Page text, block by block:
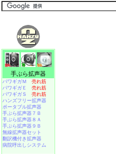
手ぶら拡声器
パワギガＭ 売れ筋
パワギガＥ 売れ筋
パワギガＳ 売れ筋
ハンズフリー拡声器
ポータブル拡声器
手ぶら拡声器７Ｂ
手ぶら拡声器８Ａ
手ぶら拡声器９Ｂ
無線拡声器セット
翻訳機付き拡声器
病院呼出しシステム